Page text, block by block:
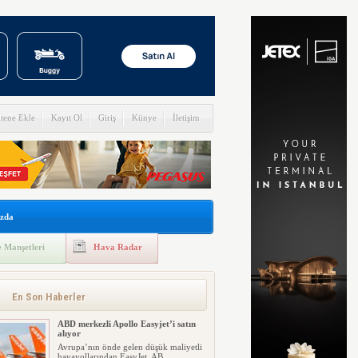
Ekle Kayıt Ol Giriş Künye İletişim
Manşetleri Hava Radar
En Son Haberler
ABD merkezli Apollo Easyjet’i satın
alıyor
Avrupa’nın önde gelen düşük maliyetli